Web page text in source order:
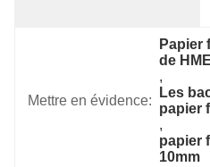
Mettre en évidence:
Papier
de HME
,
Les
papier
,
papier
10mm